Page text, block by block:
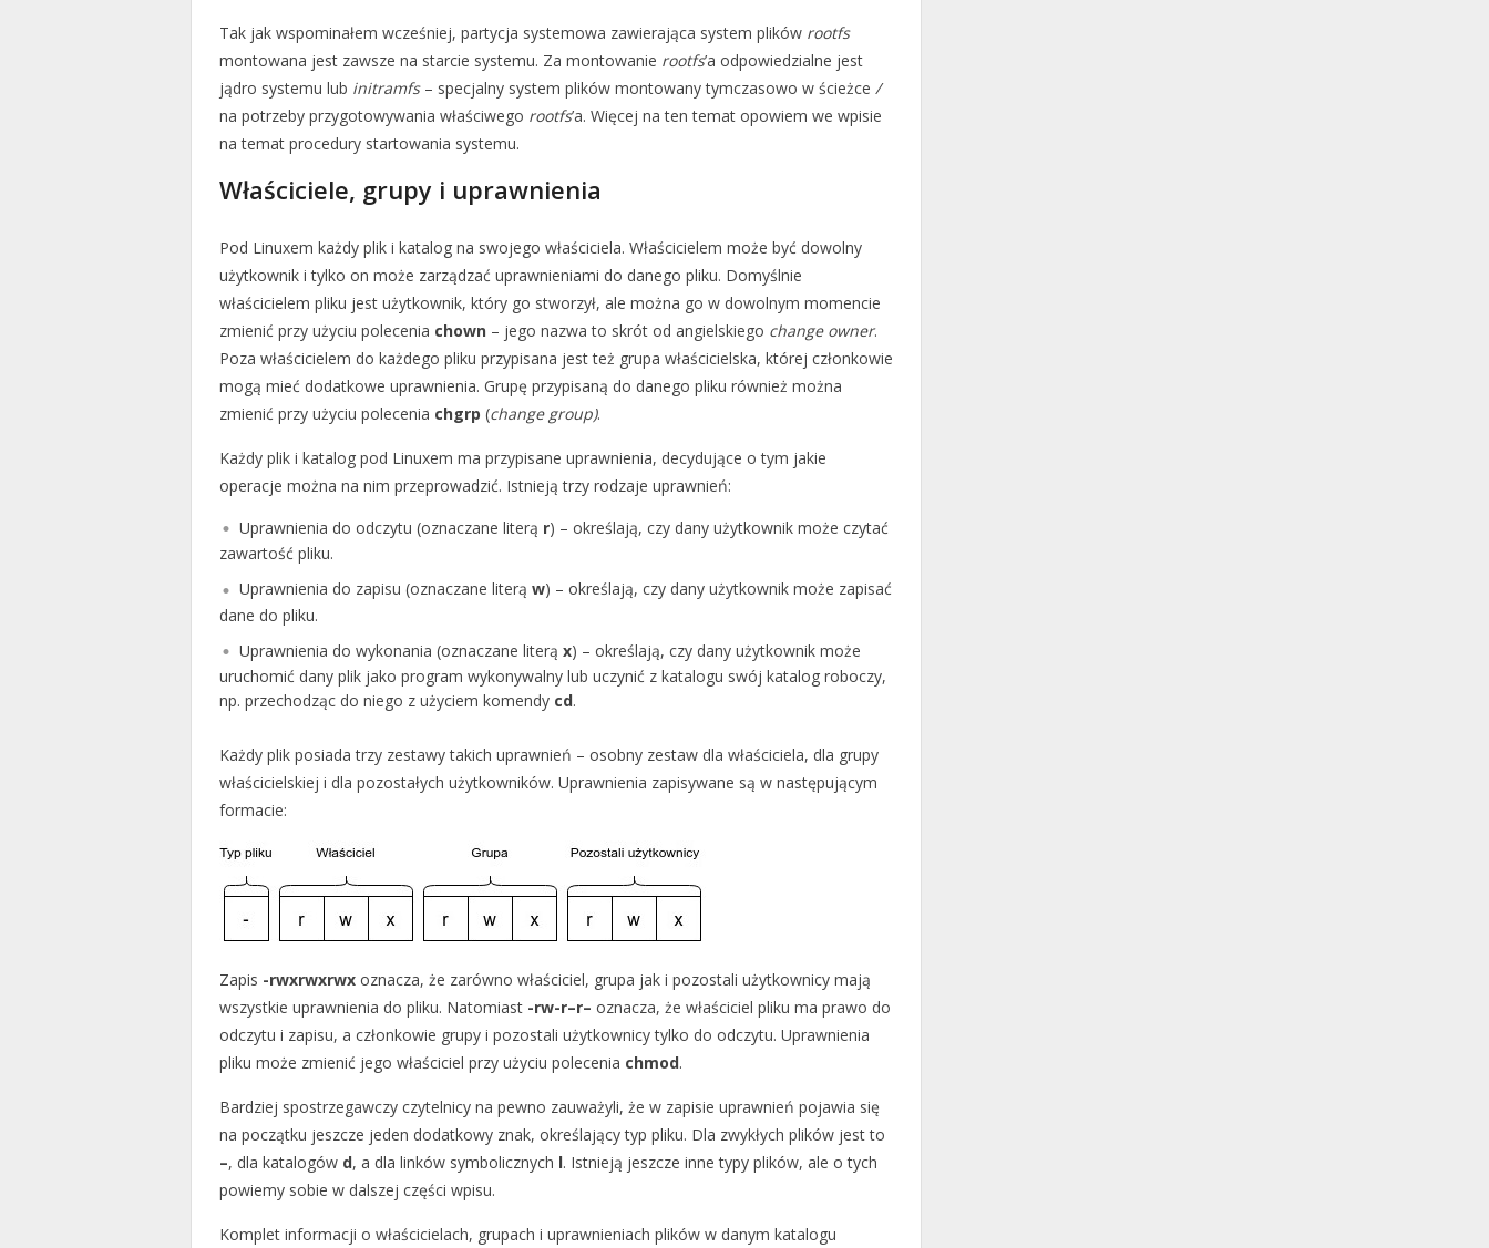
Tak jak wspominałem wcześniej, partycja systemowa zawierająca system plików rootfs
montowana jest zawsze na starcie systemu. Za montowanie rootfs’a odpowiedzialne jest
jądro systemu lub initramfs– specjalny system plików montowany tymczasowo w ścieżce /
na potrzeby przygotowywania właściwego rootfs’a. Więcej na ten temat opowiem we wpisie
na temat procedury startowania systemu.
Właściciele, grupy i uprawnienia
Pod Linuxem każdy plik i katalog na swojego właściciela. Właścicielem może być dowolny
użytkownik i tylko on może zarządzać uprawnieniami do danego pliku. Domyślnie
właścicielem pliku jest użytkownik, który go stworzył, ale można go w dowolnym momencie
zmienić przy użyciu polecenia chown – jego nazwa to skrót od angielskiego change owner.
Poza właścicielem do każdego pliku przypisana jest też grupa właścicielska, której członkowie
mogą mieć dodatkowe uprawnienia. Grupę przypisaną do danego pliku również można
zmienić przy użyciu polecenia chgrp (change group).
Każdy plik i katalog pod Linuxem ma przypisane uprawnienia, decydujące o tym jakie
operacje można na nim przeprowadzić. Istnieją trzy rodzaje uprawnień:
Uprawnienia do odczytu (oznaczane literą r) – określają, czy dany użytkownik może czytać
zawartość pliku.
Uprawnienia do zapisu (oznaczane literą w) – określają, czy dany użytkownik może zapisać
dane do pliku.
Uprawnienia do wykonania (oznaczane literą x) – określają, czy dany użytkownik może
uruchomić dany plik jako program wykonywalny lub uczynić z katalogu swój katalog roboczy,
np. przechodząc do niego z użyciem komendy cd.
Każdy plik posiada trzy zestawy takich uprawnień – osobny zestaw dla właściciela, dla grupy
właścicielskiej i dla pozostałych użytkowników. Uprawnienia zapisywane są w następującym
formacie:
Zapis -rwxrwxrwx oznacza, że zarówno właściciel, grupa jak i pozostali użytkownicy mają
wszystkie uprawnienia do pliku. Natomiast -rw-r–r– oznacza, że właściciel pliku ma prawo do
odczytu i zapisu, a członkowie grupy i pozostali użytkownicy tylko do odczytu. Uprawnienia
pliku może zmienić jego właściciel przy użyciu polecenia chmod.
Bardziej spostrzegawczy czytelnicy na pewno zauważyli, że w zapisie uprawnień pojawia się
na początku jeszcze jeden dodatkowy znak, określający typ pliku. Dla zwykłych plików jest to
–, dla katalogów d, a dla linków symbolicznych l. Istnieją jeszcze inne typy plików, ale o tych
powiemy sobie w dalszej części wpisu.
Komplet informacji o właścicielach, grupach i uprawnieniach plików w danym katalogu